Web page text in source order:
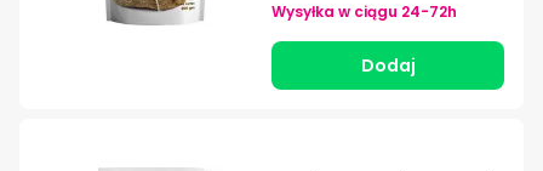
Wysyłka w ciągu 24-72h
Dodaj